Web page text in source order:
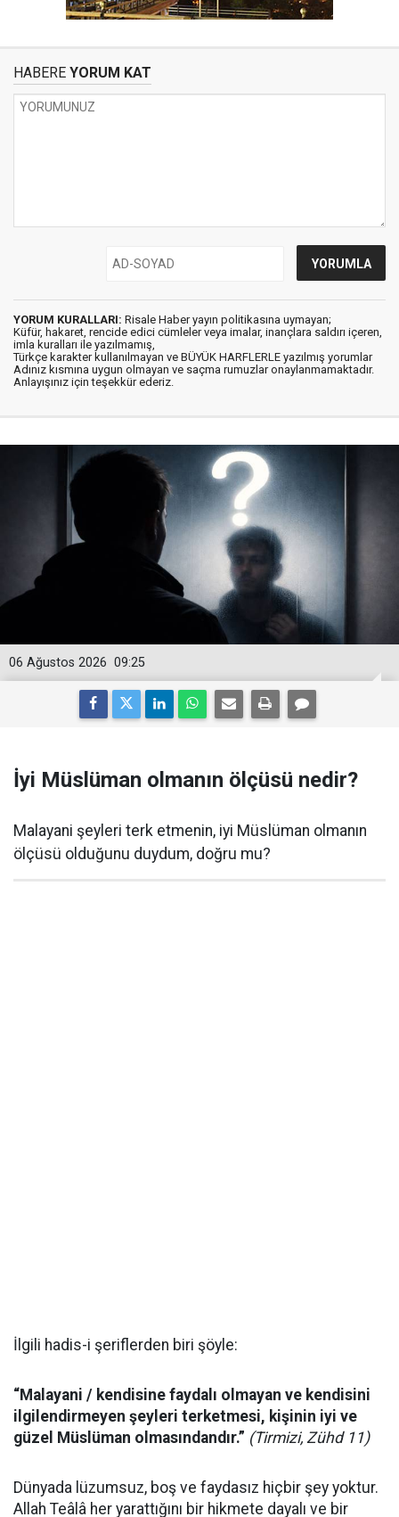
HABERE YORUM KAT
YORUM KURALLARI: Risale Haber yayın politikasına uymayan;
Küfür, hakaret, rencide edici cümleler veya imalar, inançlara saldırı içeren,
imla kuralları ile yazılmamış,
Türkçe karakter kullanılmayan ve BÜYÜK HARFLERLE yazılmış yorumlar
Adınız kısmına uygun olmayan ve saçma rumuzlar onaylanmamaktadır.
Anlayışınız için teşekkür ederiz.
09:25
06 Ağustos 2026
İyi Müslüman olmanın ölçüsü nedir?
Malayani şeyleri terk etmenin, iyi Müslüman olmanın
ölçüsü olduğunu duydum, doğru mu?
İlgili hadis-i şeriflerden biri şöyle:
“Malayani / kendisine faydalı olmayan ve kendisini
ilgilendirmeyen şeyleri terketmesi, kişinin iyi ve
güzel Müslüman olmasındandır.” (Tirmizi, Zühd 11)
Dünyada lüzumsuz, boş ve faydasız hiçbir şey yoktur.
Allah Teâlâ her yarattığını bir hikmete dayalı ve bir